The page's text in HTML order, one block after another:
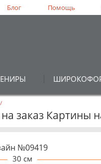
Блог Помощь
/
заказ
№09419
30 см